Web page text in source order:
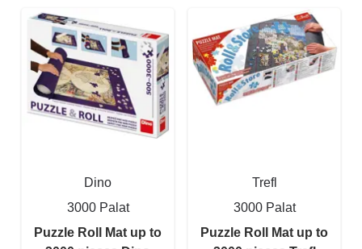
Dino
3000 Palat
Puzzle Roll Mat up to
Trefl
3000 Palat
Puzzle Roll Mat up to